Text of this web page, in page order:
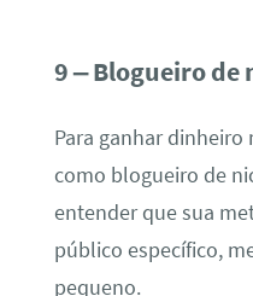
9 – Blogueiro de
Para ganhar
como blogueiro de
entender que sua
público específico,
pequeno.